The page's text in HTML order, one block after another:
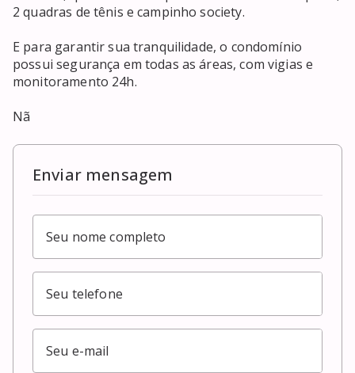
2 quadras de tênis e campinho society.
E para garantir sua tranquilidade, o condomínio
possui segurança em todas as áreas, com vigias e
monitoramento 24h.
Nã
Enviar mensagem